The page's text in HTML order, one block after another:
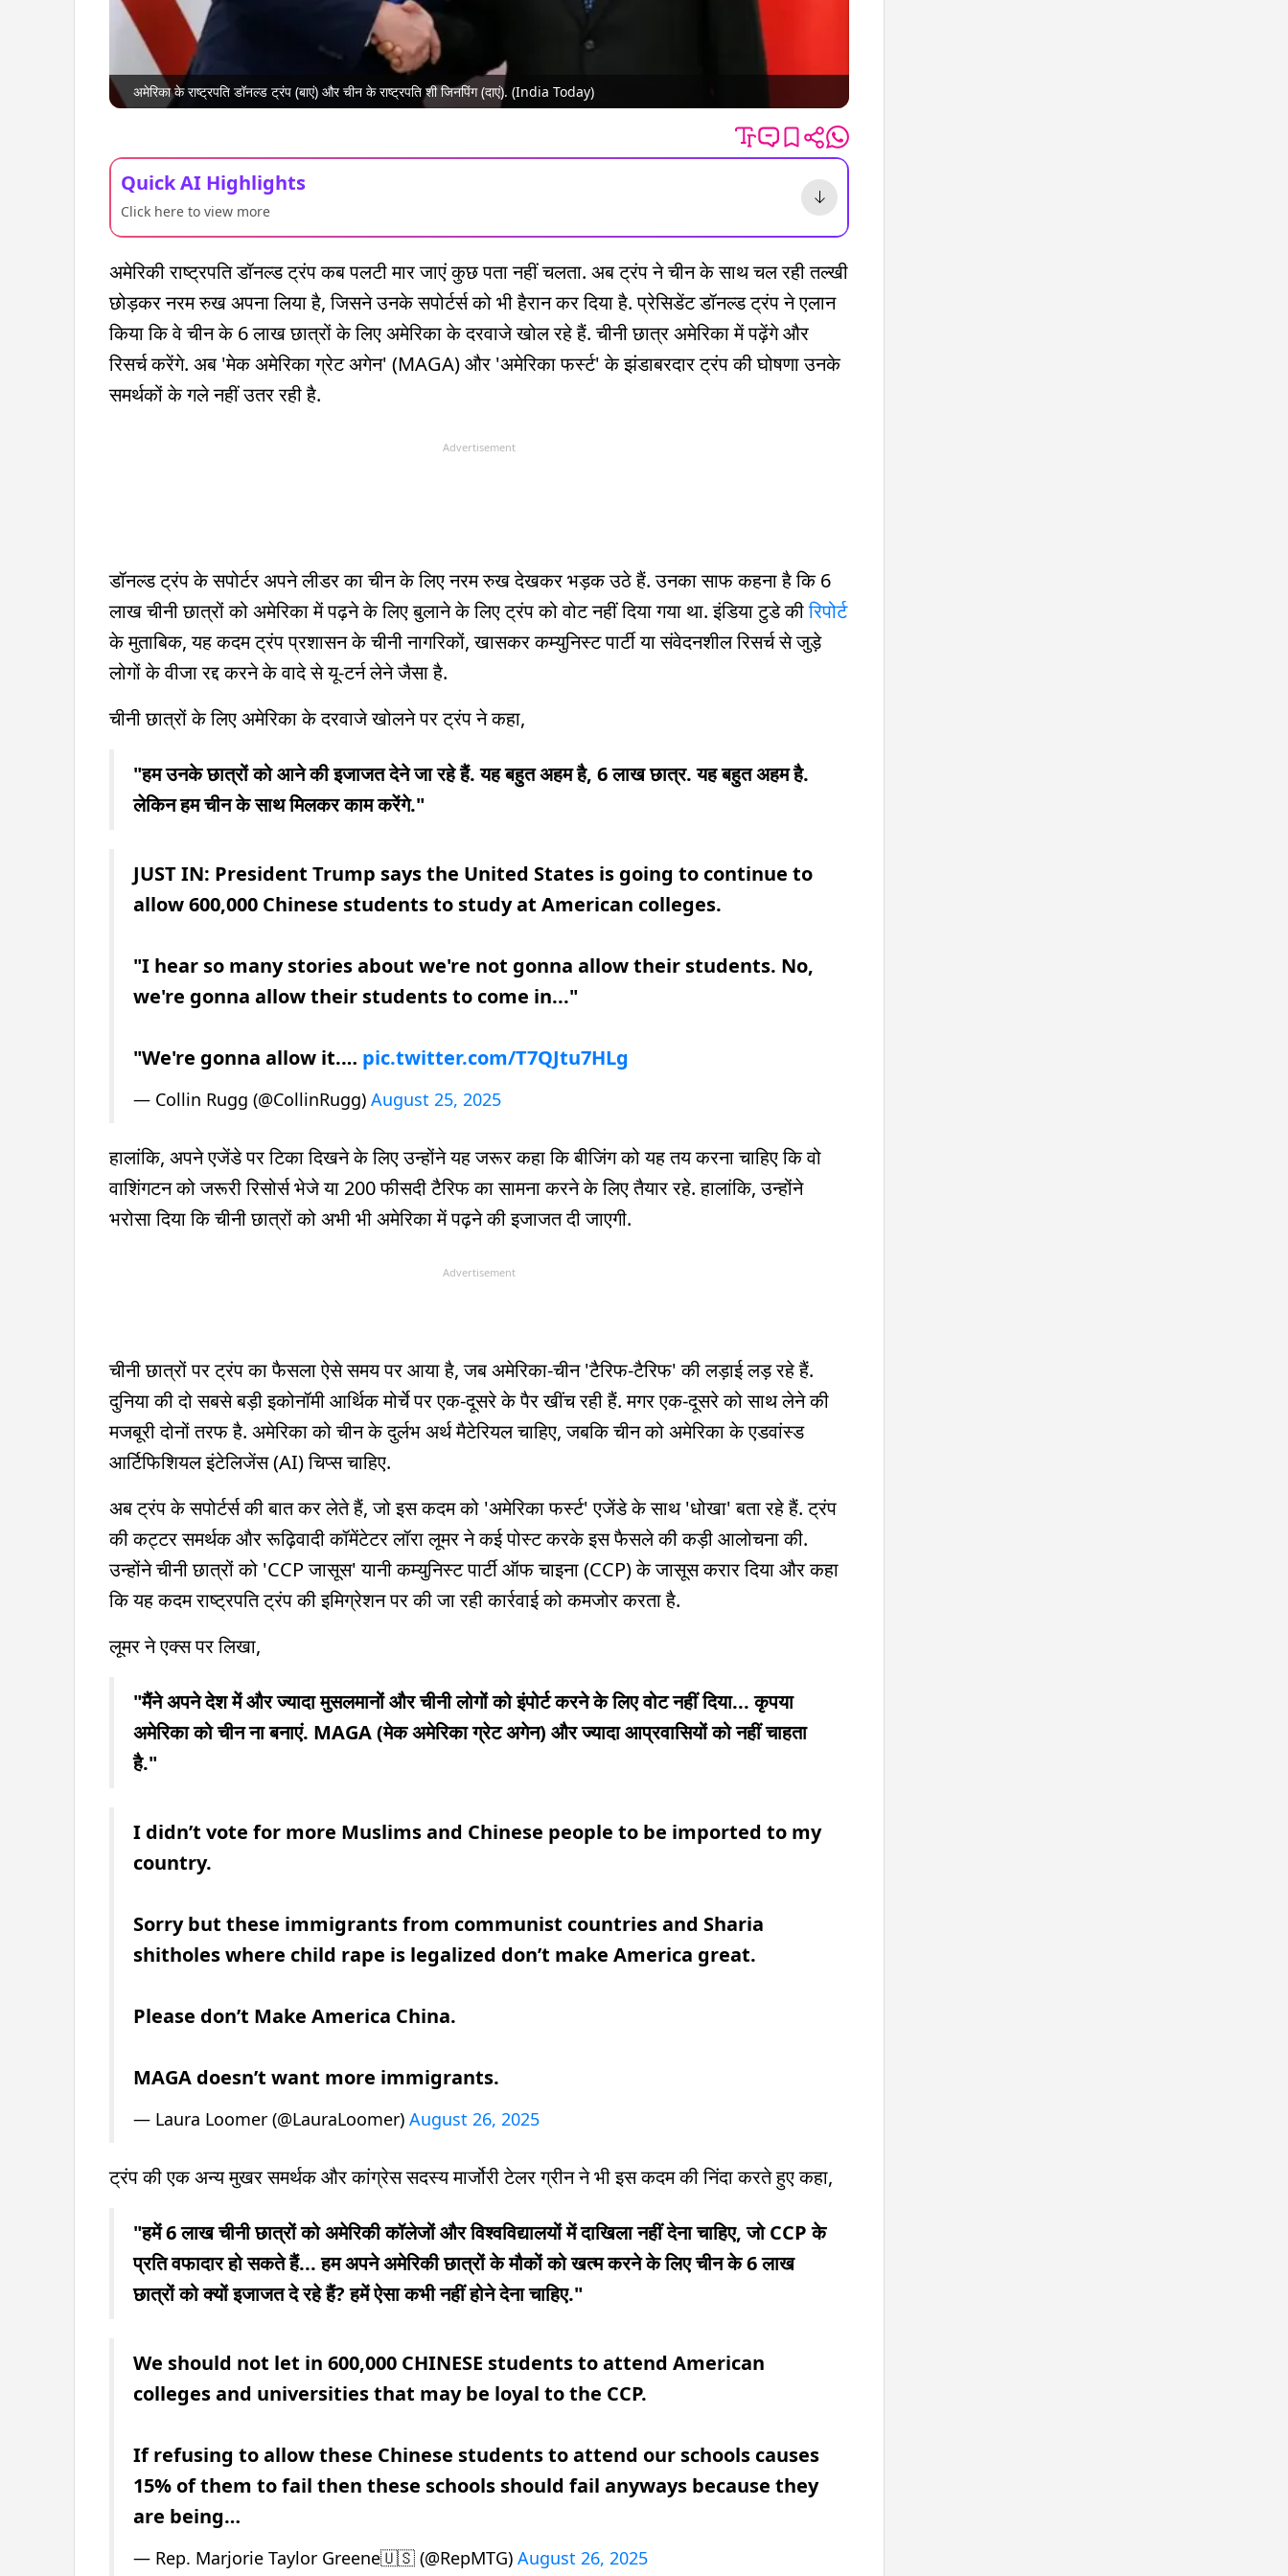
अमेरिका के राष्ट्रपति डॉनल्ड ट्रंप (बाएं) और चीन के राष्ट्रपति शी जिनपिंग (दाएं). (India Today)
Quick AI Highlights
Click here to view more
अमेरिकी राष्ट्रपति डॉनल्ड ट्रंप कब पलटी मार जाएं कुछ पता नहीं चलता. अब ट्रंप ने चीन के साथ चल रही तल्खी
छोड़कर नरम रुख अपना लिया है, जिसने उनके सपोर्टर्स को भी हैरान कर दिया है. प्रेसिडेंट डॉनल्ड ट्रंप ने एलान
किया कि वे चीन के 6 लाख छात्रों के लिए अमेरिका के दरवाजे खोल रहे हैं. चीनी छात्र अमेरिका में पढ़ेंगे और
रिसर्च करेंगे. अब 'मेक अमेरिका ग्रेट अगेन' (MAGA) और 'अमेरिका फर्स्ट' के झंडाबरदार ट्रंप की घोषणा उनके
समर्थकों के गले नहीं उतर रही है.
Advertisement
डॉनल्ड ट्रंप के सपोर्टर अपने लीडर का चीन के लिए नरम रुख देखकर भड़क उठे हैं. उनका साफ कहना है कि 6
लाख चीनी छात्रों को अमेरिका में पढ़ने के लिए बुलाने के लिए ट्रंप को वोट नहीं दिया गया था. इंडिया टुडे कीरिपोर्ट
के मुताबिक, यह कदम ट्रंप प्रशासन के चीनी नागरिकों, खासकर कम्युनिस्ट पार्टी या संवेदनशील रिसर्च से जुड़े
लोगों के वीजा रद्द करने के वादे से यू-टर्न लेने जैसा है.
चीनी छात्रों के लिए अमेरिका के दरवाजे खोलने पर ट्रंप ने कहा,
"हम उनके छात्रों को आने की इजाजत देने जा रहे हैं. यह बहुत अहम है, 6 लाख छात्र. यह बहुत अहम है.
लेकिन हम चीन के साथ मिलकर काम करेंगे."
JUST IN: President Trump says the United States is going to continue to
allow 600,000 Chinese students to study at American colleges.
"I hear so many stories about we're not gonna allow their students. No,
we're gonna allow their students to come in..."
"We're gonna allow it.… pic.twitter.com/T7QJtu7HLg
— Collin Rugg (@CollinRugg) August 25, 2025
हालांकि, अपने एजेंडे पर टिका दिखने के लिए उन्होंने यह जरूर कहा कि बीजिंग को यह तय करना चाहिए कि वो
वाशिंगटन को जरूरी रिसोर्स भेजे या 200 फीसदी टैरिफ का सामना करने के लिए तैयार रहे. हालांकि, उन्होंने
भरोसा दिया कि चीनी छात्रों को अभी भी अमेरिका में पढ़ने की इजाजत दी जाएगी.
Advertisement
चीनी छात्रों पर ट्रंप का फैसला ऐसे समय पर आया है, जब अमेरिका-चीन 'टैरिफ-टैरिफ' की लड़ाई लड़ रहे हैं.
दुनिया की दो सबसे बड़ी इकोनॉमी आर्थिक मोर्चे पर एक-दूसरे के पैर खींच रही हैं. मगर एक-दूसरे को साथ लेने की
मजबूरी दोनों तरफ है. अमेरिका को चीन के दुर्लभ अर्थ मैटेरियल चाहिए, जबकि चीन को अमेरिका के एडवांस्ड
आर्टिफिशियल इंटेलिजेंस (AI) चिप्स चाहिए.
अब ट्रंप के सपोर्टर्स की बात कर लेते हैं, जो इस कदम को 'अमेरिका फर्स्ट' एजेंडे के साथ 'धोखा' बता रहे हैं. ट्रंप
की कट्टर समर्थक और रूढ़िवादी कॉमेंटेटर लॉरा लूमर ने कई पोस्ट करके इस फैसले की कड़ी आलोचना की.
उन्होंने चीनी छात्रों को 'CCP जासूस' यानी कम्युनिस्ट पार्टी ऑफ चाइना (CCP) के जासूस करार दिया और कहा
कि यह कदम राष्ट्रपति ट्रंप की इमिग्रेशन पर की जा रही कार्रवाई को कमजोर करता है.
लूमर ने एक्स पर लिखा,
"मैंने अपने देश में और ज्यादा मुसलमानों और चीनी लोगों को इंपोर्ट करने के लिए वोट नहीं दिया... कृपया
अमेरिका को चीन ना बनाएं. MAGA (मेक अमेरिका ग्रेट अगेन) और ज्यादा आप्रवासियों को नहीं चाहता
है."
I didn’t vote for more Muslims and Chinese people to be imported to my
country.
Sorry but these immigrants from communist countries and Sharia
shitholes where child rape is legalized don’t make America great.
Please don’t Make America China.
MAGA doesn’t want more immigrants.
— Laura Loomer (@LauraLoomer) August 26, 2025
ट्रंप की एक अन्य मुखर समर्थक और कांग्रेस सदस्य मार्जोरी टेलर ग्रीन ने भी इस कदम की निंदा करते हुए कहा,
"हमें 6 लाख चीनी छात्रों को अमेरिकी कॉलेजों और विश्वविद्यालयों में दाखिला नहीं देना चाहिए, जो CCP के
प्रति वफादार हो सकते हैं... हम अपने अमेरिकी छात्रों के मौकों को खत्म करने के लिए चीन के 6 लाख
छात्रों को क्यों इजाजत दे रहे हैं? हमें ऐसा कभी नहीं होने देना चाहिए."
We should not let in 600,000 CHINESE students to attend American
colleges and universities that may be loyal to the CCP.
If refusing to allow these Chinese students to attend our schools causes
15% of them to fail then these schools should fail anyways because they
are being…
— Rep. Marjorie Taylor Greene🇺🇸 (@RepMTG) August 26, 2025